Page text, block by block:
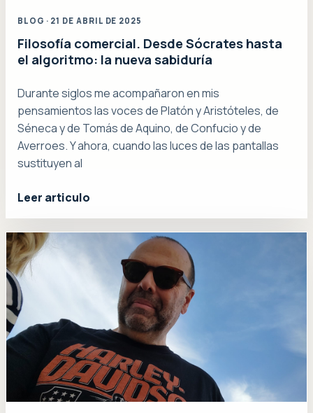
BLOG · 21 DE ABRIL DE 2025
Filosofía comercial. Desde Sócrates hasta
el algoritmo: la nueva sabiduría
Durante siglos me acompañaron en mis
pensamientos las voces de Platón y Aristóteles, de
Séneca y de Tomás de Aquino, de Confucio y de
Averroes. Y ahora, cuando las luces de las pantallas
sustituyen al
Leer articulo